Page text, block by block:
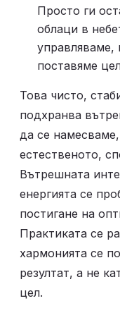
Просто ги
облаци в
управляваме,
поставяме
Това чисто,
подхранва
да се
естественото,
Вътрешната
енергията се
постигане на
Практиката се
хармонията се
резултат, а не
цел.